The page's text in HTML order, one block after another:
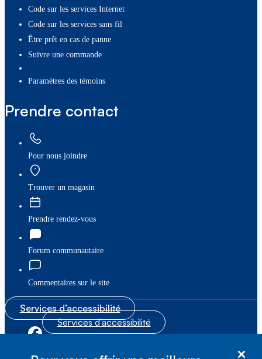
Code sur les services Internet
Code sur les services sans fil
Être prêt en cas de panne
Suivre une commande
paramètres des témoins
Prendre contact
Pour nous joindre
Trouver un magasin
Prendre rendez-vous
Forum communautaire
Commentaires sur le site
Services d’accessibilité
Services d’accessibilité